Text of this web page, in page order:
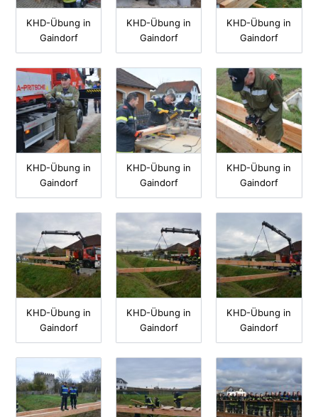
KHD-Übung in
Gaindorf
KHD-Übung in
Gaindorf
KHD-Übung in
Gaindorf
KHD-Übung in
Gaindorf
KHD-Übung in
Gaindorf
KHD-Übung in
Gaindorf
KHD-Übung in
Gaindorf
KHD-Übung in
Gaindorf
KHD-Übung in
Gaindorf